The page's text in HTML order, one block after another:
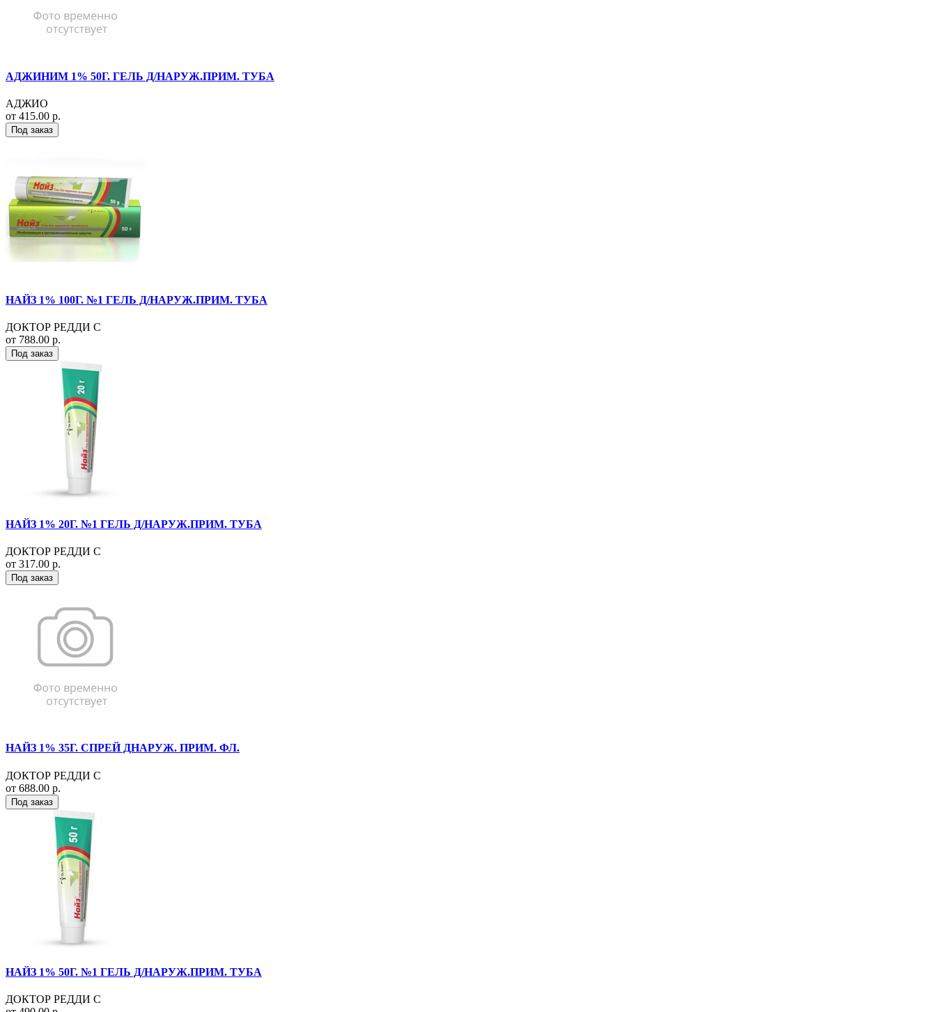
АДЖИНИМ 1% 50Г. ГЕЛЬ Д/НАРУЖ.ПРИМ. ТУБА
АДЖИО
от 415.00 р.
Под заказ
НАЙЗ 1% 100Г. №1 ГЕЛЬ Д/НАРУЖ.ПРИМ. ТУБА
ДОКТОР РЕДДИ С
от 788.00 р.
Под заказ
НАЙЗ 1% 20Г. №1 ГЕЛЬ Д/НАРУЖ.ПРИМ. ТУБА
ДОКТОР РЕДДИ С
от 317.00 р.
Под заказ
НАЙЗ 1% 35Г. СПРЕЙ ДНАРУЖ. ПРИМ. ФЛ.
ДОКТОР РЕДДИ С
от 688.00 р.
Под заказ
НАЙЗ 1% 50Г. №1 ГЕЛЬ Д/НАРУЖ.ПРИМ. ТУБА
ДОКТОР РЕДДИ С